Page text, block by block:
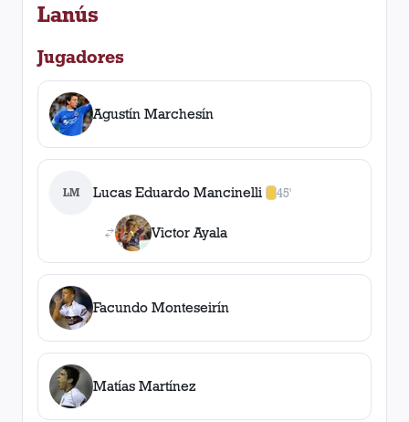
Lanús
Jugadores
Agustín Marchesín
LM Lucas Eduardo Mancinelli 45'
1amarilla
Victor Ayala
Facundo Monteseirín
Matías Martínez